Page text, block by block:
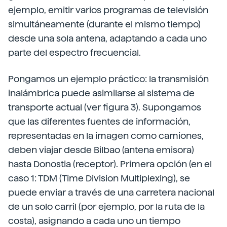
ejemplo, emitir varios programas de televisión
simultáneamente (durante el mismo tiempo)
desde una sola antena, adaptando a cada uno
parte del espectro frecuencial.
Pongamos un ejemplo práctico: la transmisión
inalámbrica puede asimilarse al sistema de
transporte actual (ver figura 3). Supongamos
que las diferentes fuentes de información,
representadas en la imagen como camiones,
deben viajar desde Bilbao (antena emisora)
hasta Donostia (receptor). Primera opción (en el
caso 1: TDM (Time Division Multiplexing), se
puede enviar a través de una carretera nacional
de un solo carril (por ejemplo, por la ruta de la
costa), asignando a cada uno un tiempo